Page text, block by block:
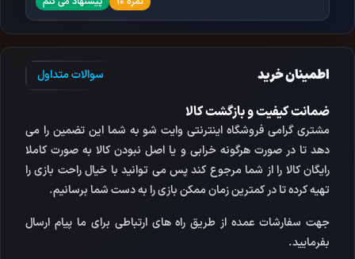
اطمینان خرید سوالات متداول
ضمانت کیفیت و بازگشت کالا
مشتری گرامی فروشگاه اینترنتی وایت شو به شما این تضمین را می
دهد تا در صورت هرگونه خرابی و یا اصل نبودن کالا به صورت کاملا
رایگان کالا را از شما مرجوع کند پس می توانید با خیال راحت بازی را
تهیه کرده تا در کمترین زمان ممکن بازی را به دست شما برسانیم.
جهت سفارشات عمده از طریق راه های ارتباطی برای ما پیام ارسال
بفرمایید.